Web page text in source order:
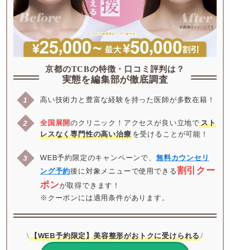
京都のTCBの特徴・口コミ評判は？
実態を編集部が徹底調査
高い技術力と豊富な経験を持った医師が多数在籍！
全国展開のクリニック！アクセスが良い立地でスト
レスなく専門性の高い治療を受けることが可能！
WEB予約限定のキャンペーンで、 無料カウンセリ
ング予約後に対象メニューで使用できる割引クー
ポンが取得できます！
※クーポンには適用条件があります。
\【WEB予約限定】美容整形がおトクに受けられる/